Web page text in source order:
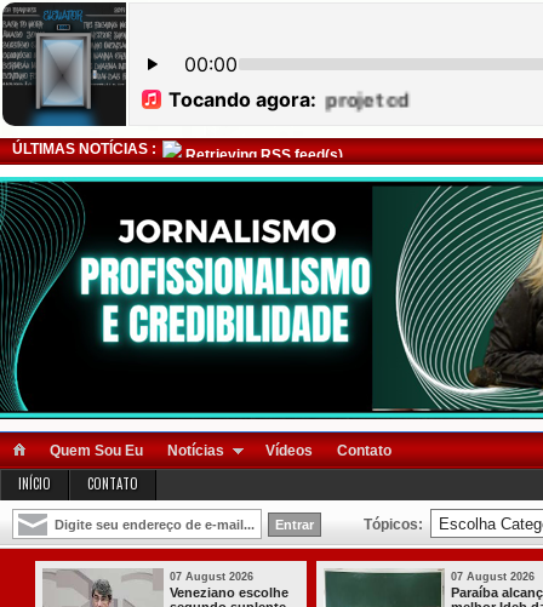
ÚLTIMAS NOTÍCIAS : Retrieving RSS feed(s)
Quem Sou Eu Notícias Vídeos Contato
INÍCIO CONTATO
Tópicos:
alcança o
07 August 2026
Homem é preso
03